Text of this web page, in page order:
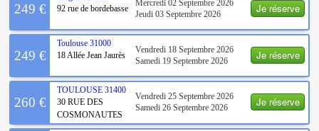
Je réserve
249 €
92 rue de bordebasse
Mercredi 02 Septembre 2026
Jeudi 03 Septembre 2026
Je réserve
249 €
Toulouse 31000
18 Allée Jean Jaurès
Vendredi 18 Septembre 2026
Samedi 19 Septembre 2026
Je réserve
260 €
TOULOUSE 31400
30 RUE DES
COSMONAUTES
Vendredi 25 Septembre 2026
Samedi 26 Septembre 2026